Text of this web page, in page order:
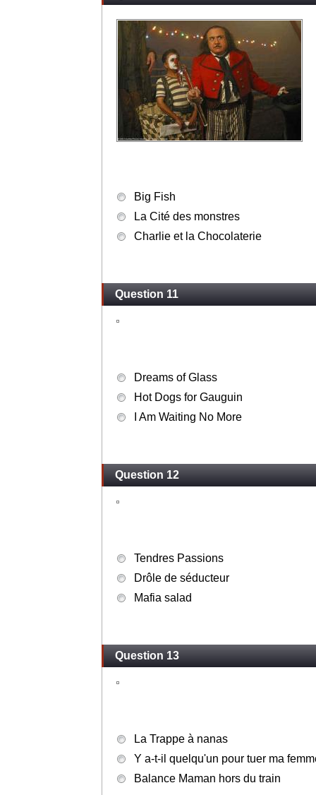
Big Fish
La Cité des monstres
Charlie et la Chocolaterie
Question 11
Dreams of Glass
Hot Dogs for Gauguin
I Am Waiting No More
Question 12
Tendres Passions
Drôle de séducteur
Mafia salad
Question 13
La Trappe à nanas
Y a-t-il quelqu'un pour tuer ma
Balance Maman hors du train